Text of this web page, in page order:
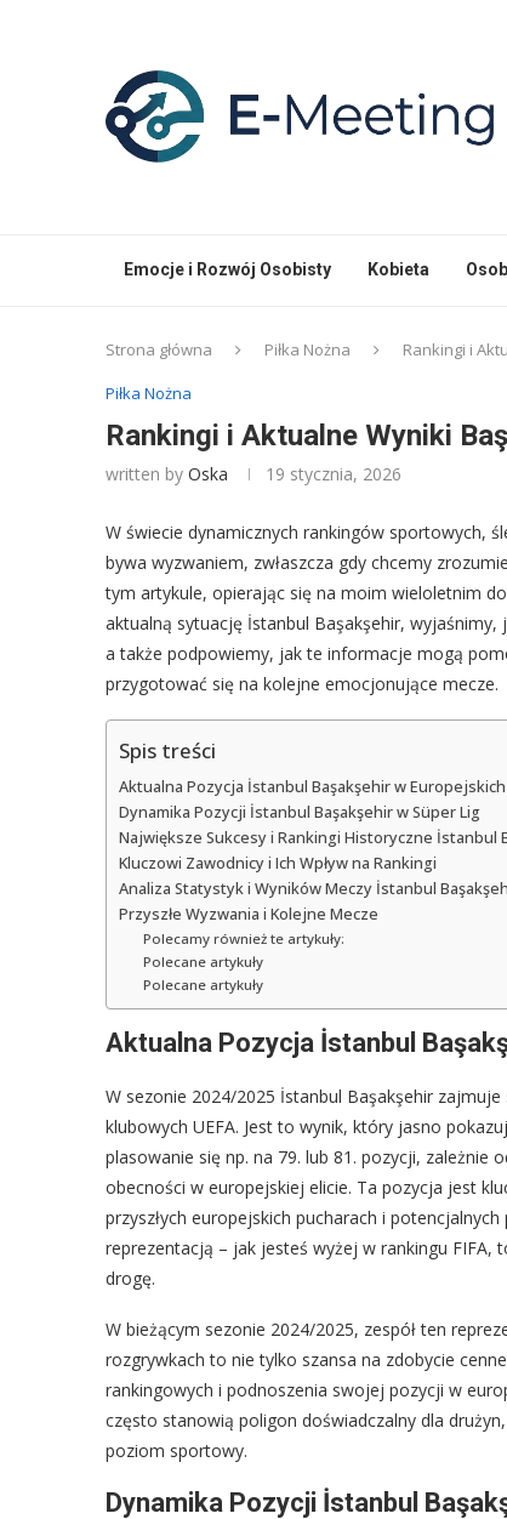
Emocje i Rozwój Osobisty Kobieta
Strona główna Piłka Nożna
Rankingi i
Piłka Nożna
Rankingi i Aktualne Wyniki
written by Oska 19 stycznia, 2026
W świecie dynamicznych rankingów sportowych,
bywa wyzwaniem, zwłaszcza gdy chcemy
tym artykule, opierając się na moim wieloletnim
aktualną sytuację İstanbul Başakşehir, wyjaśnimy,
a także podpowiemy, jak te informacje mogą
przygotować się na kolejne emocjonujące mecze.
Spis treści
Aktualna Pozycja İstanbul Başakşehir w Europejskich
Dynamika Pozycji İstanbul Başakşehir w Süper Lig
Największe Sukcesy i Rankingi Historyczne İstanbul
Kluczowi Zawodnicy i Ich Wpływ na Rankingi
Analiza Statystyk i Wyników Meczy İstanbul
Przyszłe Wyzwania i Kolejne Mecze
Polecamy również te artykuły:
Polecane artykuły
Polecane artykuły
Aktualna Pozycja İstanbul
W sezonie 2024/2025 İstanbul Başakşehir
klubowych UEFA. Jest to wynik, który jasno
plasowanie się np. na 79. lub 81. pozycji, zależnie
obecności w europejskiej elicie. Ta pozycja jest
przyszłych europejskich pucharach i
reprezentacją – jak jesteś wyżej w rankingu FIFA,
drogę.
W bieżącym sezonie 2024/2025, zespół ten
rozgrywkach to nie tylko szansa na zdobycie
rankingowych i podnoszenia swojej pozycji w
często stanowią poligon doświadczalny dla
poziom sportowy.
Dynamika Pozycji İstanbul